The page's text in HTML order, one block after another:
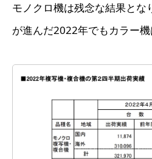
モノクロ機は残念な結果とな
が進んだ2022年でもカラー機